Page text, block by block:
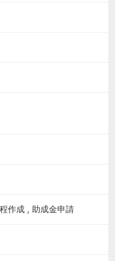
作成 , 助成金申請